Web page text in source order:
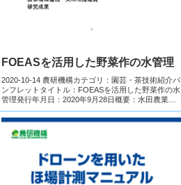
FOEASを活用した野菜作の水管理
2020-10-14 農研機構カテゴリ：園芸・茶技術紹介パ
ンフレットタイトル：FOEASを活用した野菜作の水
管理発行年月日：2020年9月28日概要：水田農業
へ...